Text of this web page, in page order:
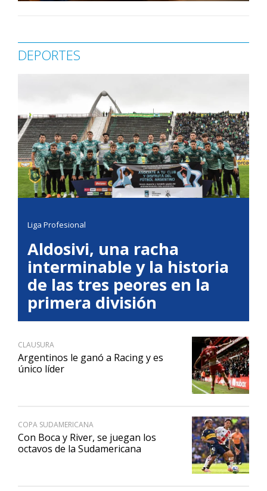
DEPORTES
Liga Profesional
Aldosivi, una racha
interminable y la historia
de las tres peores en la
primera división
CLAUSURA
Argentinos le ganó a Racing y es
único líder
COPA SUDAMERICANA
Con Boca y River, se juegan los
octavos de la Sudamericana